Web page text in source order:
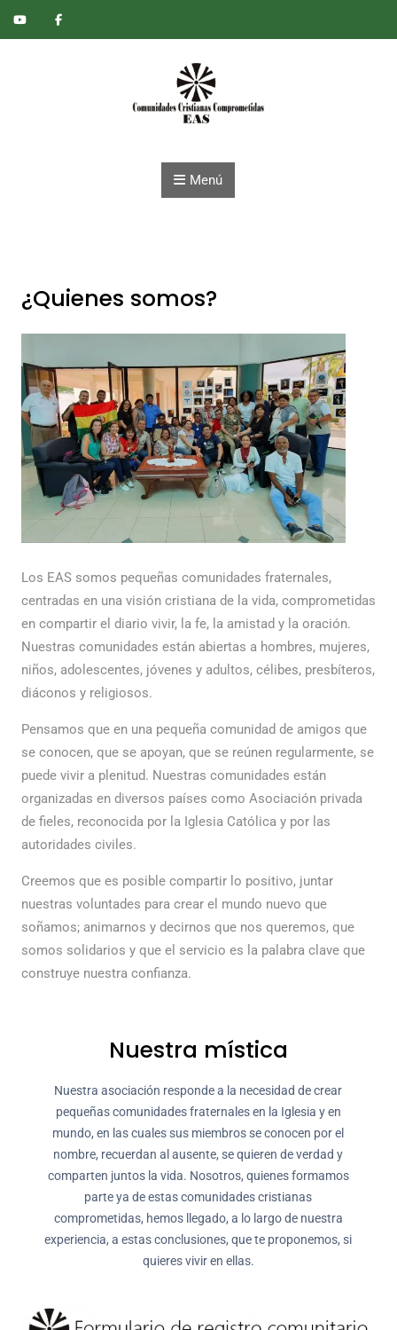
Saltar al contenido
Menú
¿Quienes somos?
Los EAS somos pequeñas comunidades fraternales,
centradas en una visión cristiana de la vida, comprometidas
en compartir el diario vivir, la fe, la amistad y la oración.
Nuestras comunidades están abiertas a hombres, mujeres,
niños, adolescentes, jóvenes y adultos, célibes, presbíteros,
diáconos y religiosos.
Pensamos que en una pequeña comunidad de amigos que
se conocen, que se apoyan, que se reúnen regularmente, se
puede vivir a plenitud. Nuestras comunidades están
organizadas en diversos países como Asociación privada
de fieles, reconocida por la Iglesia Católica y por las
autoridades civiles.
Creemos que es posible compartir lo positivo, juntar
nuestras voluntades para crear el mundo nuevo que
soñamos; animarnos y decirnos que nos queremos, que
somos solidarios y que el servicio es la palabra clave que
construye nuestra confianza.
Nuestra mística
Nuestra asociación responde a la necesidad de crear
pequeñas comunidades fraternales en la Iglesia y en
mundo, en las cuales sus miembros se conocen por el
nombre, recuerdan al ausente, se quieren de verdad y
comparten juntos la vida. Nosotros, quienes formamos
parte ya de estas comunidades cristianas
comprometidas, hemos llegado, a lo largo de nuestra
experiencia, a estas conclusiones, que te proponemos, si
quieres vivir en ellas.